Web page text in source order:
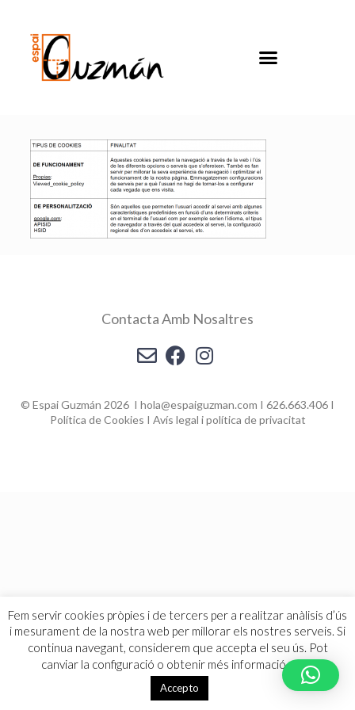
Contacta Amb Nosaltres
© Espai Guzmán 2026 I hola@espaiguzman.com I 626.663.406 I
Política de Cookies I Avís legal i política de privacitat
Fem servir cookies pròpies i de tercers per a realitzar anàlisis d’ús
i mesurament de la nostra web per millorar els nostres serveis. Si
continua navegant, considerem que accepta el seu ús. Pot
canviar la configuració o obtenir més informacióaquí.
Accepto